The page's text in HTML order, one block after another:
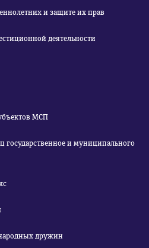
и защите их прав
деятельности
МСП
государственное и муниципального
дружин